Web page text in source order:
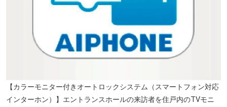
【カラーモニター付きオートロックシステム（スマートフォン対応
インターホン）】エントランスホールの来訪者を住戸内のTVモニ